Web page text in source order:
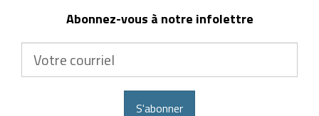
Abonnez-vous à notre infolettre
S'abonner